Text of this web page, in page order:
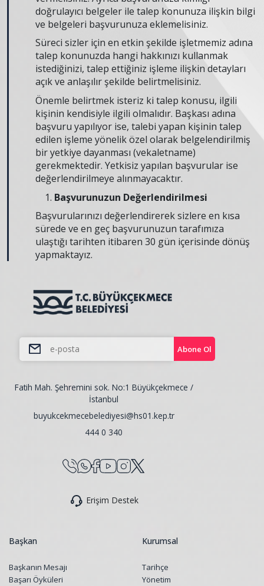
doğrulayıcı belgeler ile talep konunuza ilişkin bilgi
ve belgeleri başvurunuza eklemelisiniz.
Süreci sizler için en etkin şekilde işletmemiz adına
talep konunuzda hangi hakkınızı kullanmak
istediğinizi, talep ettiğiniz işleme ilişkin detayları
açık ve anlaşılır şekilde belirtmelisiniz.
Önemle belirtmek isteriz ki talep konusu, ilgili
kişinin kendisiyle ilgili olmalıdır. Başkası adına
başvuru yapılıyor ise, talebi yapan kişinin talep
edilen işleme yönelik özel olarak belgelendirilmiş
bir yetkiye dayanması (vekaletname)
gerekmektedir. Yetkisiz yapılan başvurular ise
değerlendirilmeye alınmayacaktır.
Başvurunuzun Değerlendirilmesi
Başvurularınızı değerlendirerek sizlere en kısa
sürede ve en geç başvurunuzun tarafımıza
ulaştığı tarihten itibaren 30 gün içerisinde dönüş
yapmaktayız.
Abone Ol
Fatih Mah. Şehremini sok. No:1 Büyükçekmece /
İstanbul
buyukcekmecebelediyesi@hs01.kep.tr
444 0 340
Erişim Destek
Başkan
Başkanın Mesajı
Başarı Öyküleri
Kurumsal
Tarihçe
Yönetim